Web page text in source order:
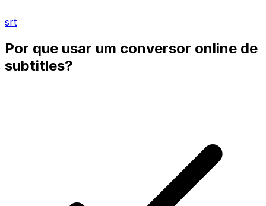
srt
Por que usar um conversor online de
subtitles?